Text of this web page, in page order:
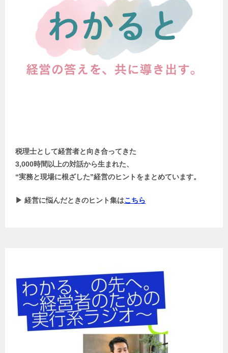
税理士として経営者と向き合ってきた
3,000時間以上の対話から生まれた、
“実務と現場に根ざした”経営のヒントをまとめています。
▶ 経営に悩んだときのヒント集はこちら